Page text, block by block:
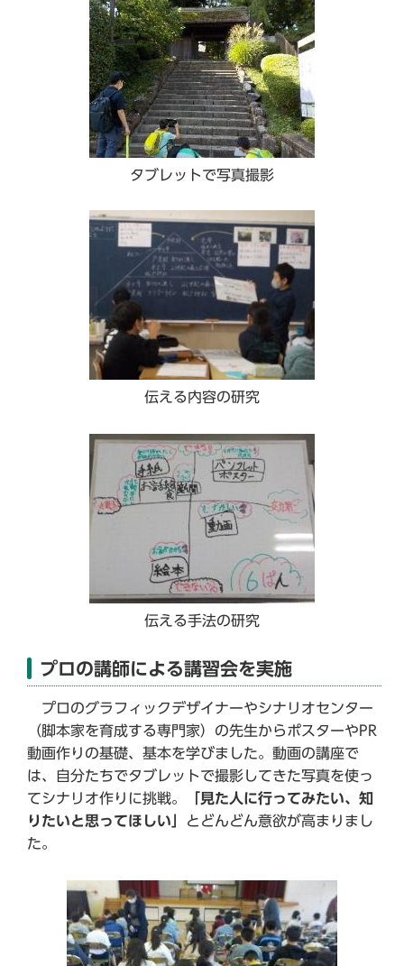
タブレットで写真撮影
伝える内容の研究
伝える手法の研究
プロの講師による講習会を実施
プロのグラフィックデザイナーやシナリオセンター
（脚本家を育成する専門家）の先生からポスターやPR
動画作りの基礎、基本を学びました。動画の講座で
は、自分たちでタブレットで撮影してきた写真を使っ
てシナリオ作りに挑戦。
「見た人に行ってみたい、知
りたいと思ってほしい」
とどんどん意欲が高まりまし
た。